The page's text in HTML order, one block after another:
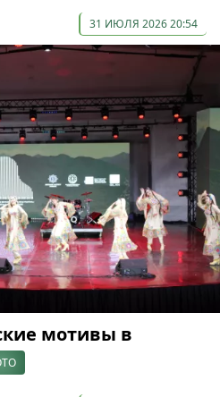
31 ИЮЛЯ 2026 20:54
мотивы в